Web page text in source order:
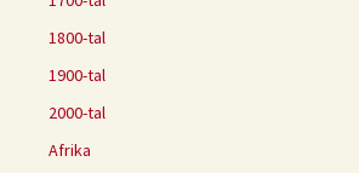
1800-tal
1900-tal
2000-tal
Afrika